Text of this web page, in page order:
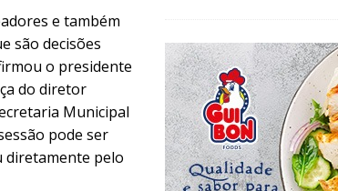
e também
são decisões
o presidente
do diretor
Municipal
pode ser
diretamente pelo